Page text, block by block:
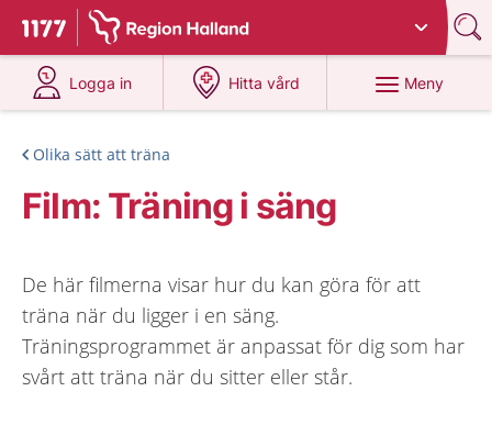
Till startsidan för 1177
Du har valt region Halland
Logga in
på 1177.se
Hitta vård
på 1177.se
Meny
Olika sätt att träna
Film: Träning i säng
De här filmerna visar hur du kan göra för att
träna när du ligger i en säng.
Träningsprogrammet är anpassat för dig som har
svårt att träna när du sitter eller står.